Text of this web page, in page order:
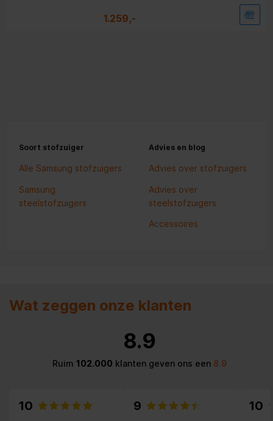
1.259,-
Soort stofzuiger
Alle Samsung stofzuigers
Samsung
steelstofzuigers
Advies en blog
Advies over stofzuigers
Advies over
steelstofzuigers
Accessoires
Wat zeggen onze klanten
8.9
Ruim 102.000 klanten geven ons een8.9
10 9 10